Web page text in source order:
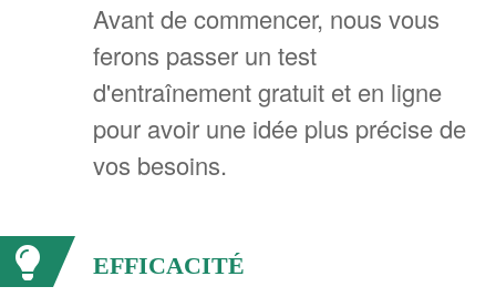
Avant de commencer, nous vous
ferons passer un test
d'entraînement gratuit et en ligne
pour avoir une idée plus précise de
vos besoins.
EFFICACITÉ